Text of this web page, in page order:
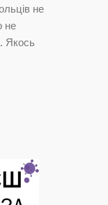
не
не
Якось